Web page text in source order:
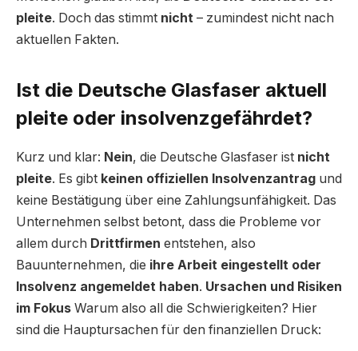
pleite. Doch das stimmt nicht – zumindest nicht nach
aktuellen Fakten.
Ist die Deutsche Glasfaser aktuell
pleite oder insolvenzgefährdet?
Kurz und klar: Nein, die Deutsche Glasfaser ist nicht
pleite. Es gibt keinen offiziellen Insolvenzantrag und
keine Bestätigung über eine Zahlungsunfähigkeit. Das
Unternehmen selbst betont, dass die Probleme vor
allem durch Drittfirmen entstehen, also
Bauunternehmen, die ihre Arbeit eingestellt oder
Insolvenz angemeldet haben. Ursachen und Risiken
im Fokus Warum also all die Schwierigkeiten? Hier
sind die Hauptursachen für den finanziellen Druck: